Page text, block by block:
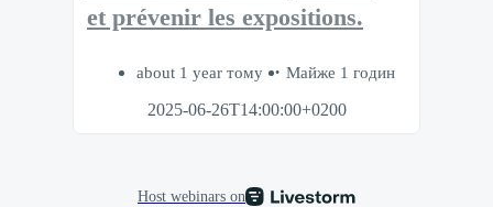
et prévenir les expositions.​
about 1 year тому
Майже 1 годин
2025-06-26T14:00:00+0200
Host webinars on